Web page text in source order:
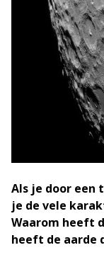
Als je door een
je de vele
Waarom heeft
heeft de aarde